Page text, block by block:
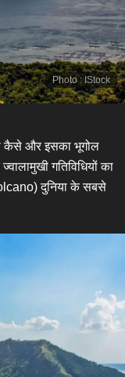
Photo: IStock
कैसे और इसका भूगोल
गतिविधियों का
दुनिया के सबसे